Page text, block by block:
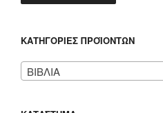
ΚΑΤΗΓΟΡΊΕΣ ΠΡΟΪΌΝΤΩΝ
ΒΙΒΛΙΑ